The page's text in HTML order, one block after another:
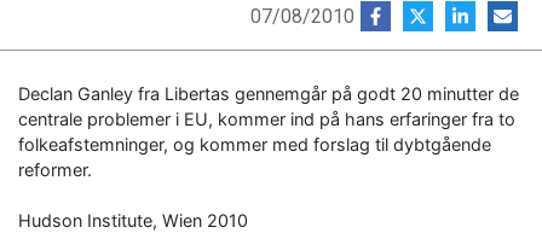
07/08/2010
Declan Ganley fra Libertas gennemgår på godt 20 minutter de
centrale problemer i EU, kommer ind på hans erfaringer fra to
folkeafstemninger, og kommer med forslag til dybtgående
reformer.
Hudson Institute, Wien 2010